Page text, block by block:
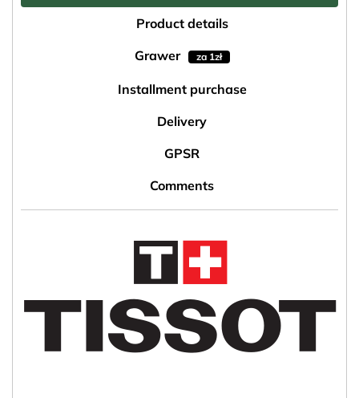
Product details
Grawer
za 1zł
Installment purchase
Delivery
GPSR
Comments